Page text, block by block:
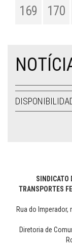
169
170
SINDICATO
TRANSPORTES
Rua do Imperador,
Diretoria de